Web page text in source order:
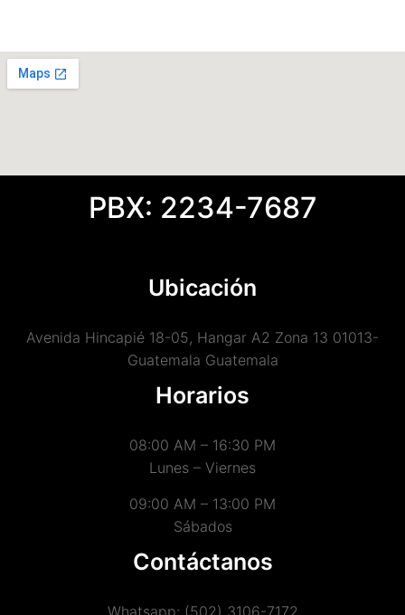
PBX: 2234-7687
Ubicación
Avenida Hincapié 18-05, Hangar A2 Zona 13 01013-
Guatemala Guatemala
Horarios
08:00 AM – 16:30 PM
Lunes – Viernes
09:00 AM – 13:00 PM
Sábados
Contáctanos